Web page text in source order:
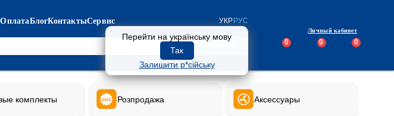
ОплатаБлогКонтактыСервис УКР РУС
Перейти на українську мову
Так
Залишити р*сійську
Найти
Личный кабинет
0 0 0
комплекты Розпродажа Аксессуары